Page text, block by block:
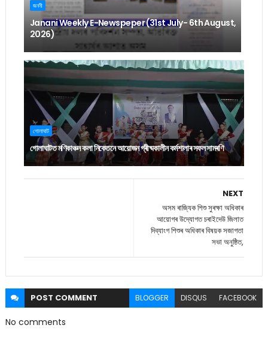
জননী
Janani Weekly E-Newspeper (31st July- 6th August,
2026)
গোলাঘাট
গোলাঘাটত মণিকাঞ্চন কলা নিকেতনে আয়োজন গ্ৰীষ্মকালীন কৰ্মশালাৰ সফল সামৰণি
NEXT
অসম ৰাজ্যিক শিশু সুৰক্ষা অধিকাৰ
আয়োগৰ উদ্যোগত চৰাইদেউ জিলাত
দিব্যাংগ শিশুৰ অধিকাৰ বিষয়ক সজাগতা
সভা অনুষ্ঠিত,
POST COMMENT BLOGGER DISQUS FACEBOOK
No comments